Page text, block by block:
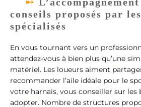
conseils proposés par
spécialisés
En vous tournant vers un
attendez-vous à bien plus qu’une
matériel. Les loueurs aiment
recommander l’aile idéale pour le
votre harnais, vous conseiller sur les
adopter. Nombre de structures